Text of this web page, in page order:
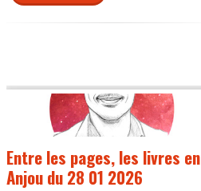
Entre les pages, les livres en
Anjou du 28 01 2026